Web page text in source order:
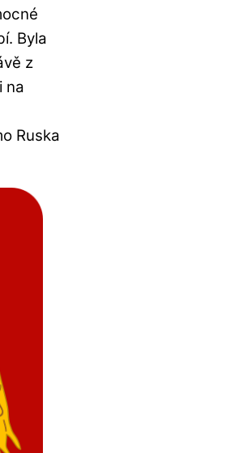
Byla
z
na
Ruska